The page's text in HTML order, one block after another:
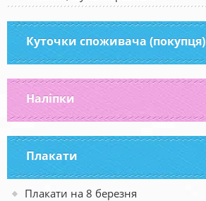
Куточки споживача (покупця)
Наліпки
Плакати
Плакати на 8 березня